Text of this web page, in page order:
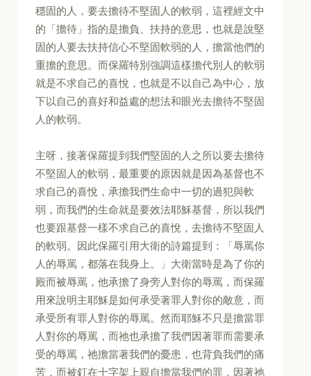
穩固的人，要去擔待不堅固人的軟弱，這裡經文中
的「擔待」指的是擔負、扶持的意思，也就是說堅
固的人要去扶持信心不堅固軟弱的人，擔當他們的
重擔的意思。而保羅特別強調這樣擔代別人的軟弱
就是不求自己的喜悅，也就是不以自己為中心，放
下以自己的喜好和益處的想法和眼光去擔待不堅固
人的軟弱。
主呀，接著保羅提到我們堅固的人之所以要去擔待
不堅固人的軟弱，最重要的原因就是因為基督也不
求自己的喜悅，承擔我們生命中一切的過犯與軟
弱，而我們的生命就是要效法耶穌基督，所以我們
也要跟基督一樣不求自己的喜悅，去擔待不堅固人
的軟弱。因此保羅引用大衛的詩篇提到：「辱罵你
人的辱罵，都落在我身上。」大衛當時是為了你的
殿而被辱罵，他承擔了身旁人對你的辱罵，而保羅
用來說明主耶穌是如何承受著罪人對你的敵意，而
承受所有罪人對你的辱罵。然而耶穌不只是擔當罪
人對你的辱罵，而祂也承擔了我們因著罪而需要承
受的辱罵，祂擔當著我們的憂患，也背負我們的痛
苦，而被釘在十字架上親自擔當我們的罪，因著祂